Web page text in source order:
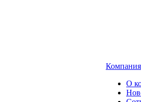
Компания
О